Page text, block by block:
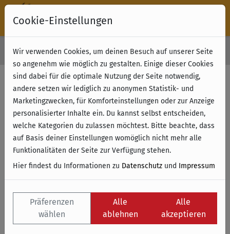
Kostenloser Versand & Retoure ab 49 € (innerhalb Deutschlands)
Cookie-Einstellungen
Wir verwenden Cookies, um deinen Besuch auf unserer Seite
so angenehm wie möglich zu gestalten. Einige dieser Cookies
sind dabei für die optimale Nutzung der Seite notwendig,
andere setzen wir lediglich zu anonymen Statistik- und
Marketingzwecken, für Komforteinstellungen oder zur Anzeige
personalisierter Inhalte ein. Du kannst selbst entscheiden,
welche Kategorien du zulassen möchtest. Bitte beachte, dass
auf Basis deiner Einstellungen womöglich nicht mehr alle
Funktionalitäten der Seite zur Verfügung stehen.
Hier findest du Informationen zu Datenschutz und Impressum
Präferenzen
wählen
Alle
ablehnen
Alle
akzeptieren